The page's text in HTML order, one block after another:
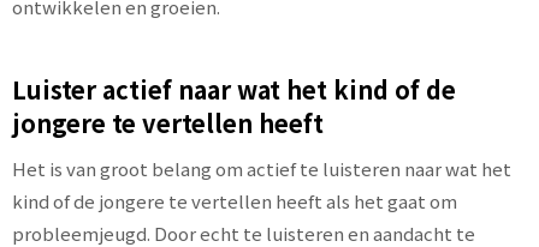
ontwikkelen en groeien.
Luister actief naar wat het kind of de
jongere te vertellen heeft
Het is van groot belang om actief te luisteren naar wat het
kind of de jongere te vertellen heeft als het gaat om
probleemjeugd. Door echt te luisteren en aandacht te